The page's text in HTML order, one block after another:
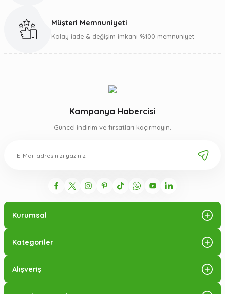
Müşteri Memnuniyeti
Kolay iade & değişim imkanı %100 memnuniyet
Kampanya Habercisi
Güncel indirim ve fırsatları kaçırmayın.
Kurumsal
Kategoriler
Alışveriş